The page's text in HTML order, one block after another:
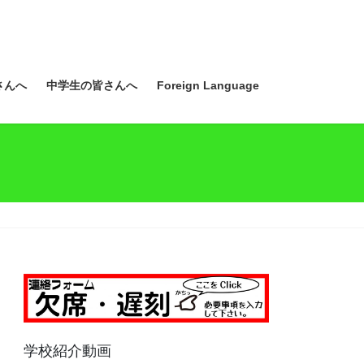
んへ 中学生の皆さんへ Foreign Language
学校紹介動画